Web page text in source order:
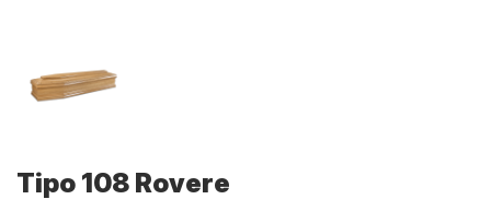
Tipo 108 Rovere